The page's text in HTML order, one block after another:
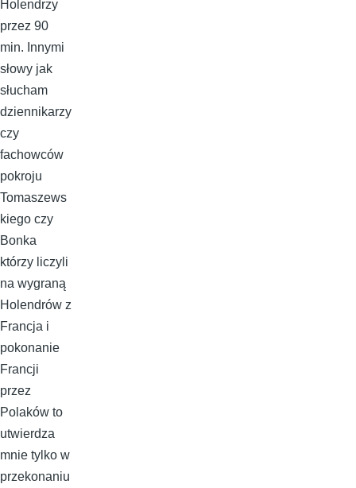
Holendrzy
przez 90
min. Innymi
słowy jak
słucham
dziennikarzy
czy
fachowców
pokroju
Tomaszews
kiego czy
Bonka
którzy liczyli
na wygraną
Holendrów z
Francja i
pokonanie
Francji
przez
Polaków to
utwierdza
mnie tylko w
przekonaniu